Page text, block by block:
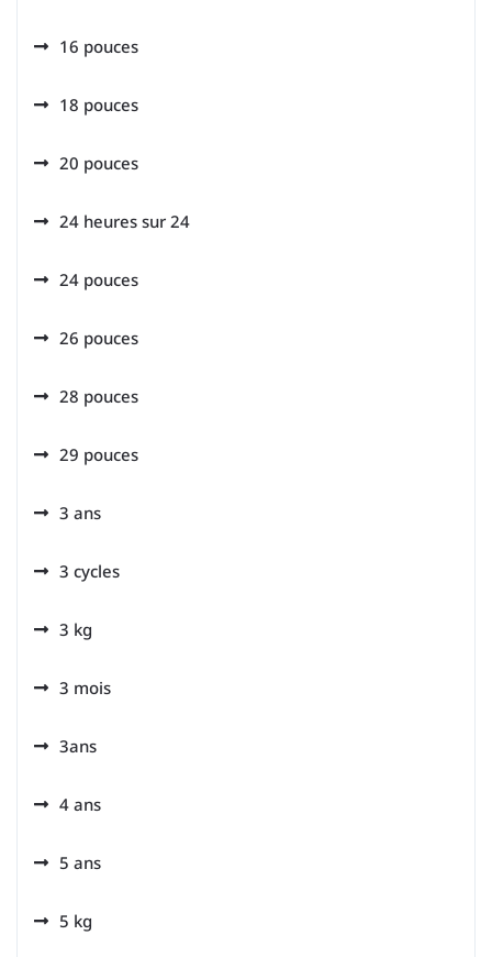
16 pouces
18 pouces
20 pouces
24 heures sur 24
24 pouces
26 pouces
28 pouces
29 pouces
3 ans
3 cycles
3 kg
3 mois
3ans
4 ans
5 ans
5 kg